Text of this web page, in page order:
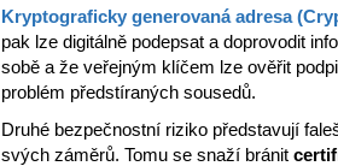
Kryptograficky generovaná adresa
pak lze digitálně podepsat a doprovodit
sobě a že veřejným klíčem lze ověřit
problém předstíraných sousedů.
Druhé bezpečnostní riziko představují
svých záměrů. Tomu se snaží bránit